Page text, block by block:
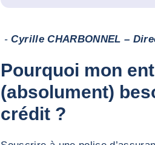
- Cyrille CHARBONNEL –
Pourquoi mon
(absolument)
crédit ?